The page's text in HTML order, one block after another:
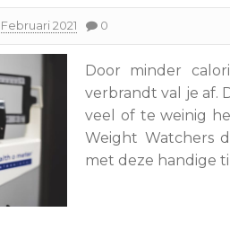
Februari 2021 0
Door minder
verbrandt val je af.
veel of te weinig
Weight Watchers
met deze handige